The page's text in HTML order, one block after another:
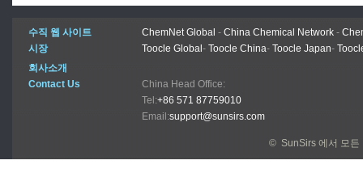
수직 웹 사이트 ChemNet Global - China Chemical Network -
시장
Toocle Global - Toocle China- Toocle Japan-
회사소개
Contact Us
China Head Office:
Tel:+86 571 87759010
Email:support@sunsirs.com
© SunSirs 에서 모